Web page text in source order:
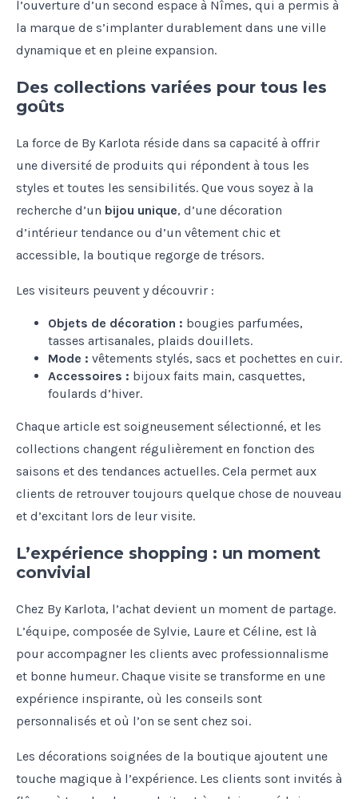
l’ouverture d’un second espace à Nîmes, qui a permis à
la marque de s’implanter durablement dans une ville
dynamique et en pleine expansion.
Des collections variées pour tous les
goûts
La force de By Karlota réside dans sa capacité à offrir
une diversité de produits qui répondent à tous les
styles et toutes les sensibilités. Que vous soyez à la
recherche d’un bijou unique, d’une décoration
d’intérieur tendance ou d’un vêtement chic et
accessible, la boutique regorge de trésors.
Les visiteurs peuvent y découvrir :
Objets de décoration : bougies parfumées,
tasses artisanales, plaids douillets.
Mode : vêtements stylés, sacs et pochettes en cuir.
Accessoires : bijoux faits main, casquettes,
foulards d’hiver.
Chaque article est soigneusement sélectionné, et les
collections changent régulièrement en fonction des
saisons et des tendances actuelles. Cela permet aux
clients de retrouver toujours quelque chose de nouveau
et d’excitant lors de leur visite.
L’expérience shopping : un moment
convivial
Chez By Karlota, l’achat devient un moment de partage.
L’équipe, composée de Sylvie, Laure et Céline, est là
pour accompagner les clients avec professionnalisme
et bonne humeur. Chaque visite se transforme en une
expérience inspirante, où les conseils sont
personnalisés et où l’on se sent chez soi.
Les décorations soignées de la boutique ajoutent une
touche magique à l’expérience. Les clients sont invités à